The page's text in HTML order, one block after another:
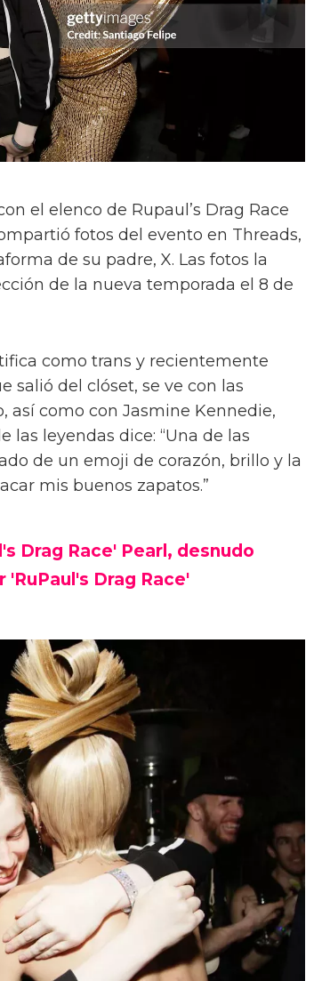
el elenco de Rupaul’s Drag Race
fotos del evento en Threads,
de su padre, X. Las fotos la
de la nueva temporada el 8 de
como trans y recientemente
salió del clóset, se ve con las
así como con Jasmine Kennedie,
las leyendas dice: “Una de las
de un emoji de corazón, brillo y la
mis buenos zapatos.”
Drag Race' Pearl, desnudo
'RuPaul's Drag Race'